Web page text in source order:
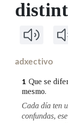
Facebook
TwitterYoutube
BUSCAR NOS
Comeza por
Contén
adxectivo
1 Que se
mesmo.
Cada día ten
confundas,